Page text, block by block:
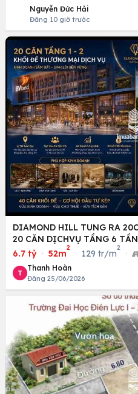
Nguyễn Đức Hải
Đăng 10 giờ trước
DIAMOND HILL TUNG RA
20 CĂN DỊCHVỤ TẦNG 6
6.7 tỷ · 52m
2
· 129 tr/m
2
·
T
Thanh Hoàn
Đăng 25/06/2026